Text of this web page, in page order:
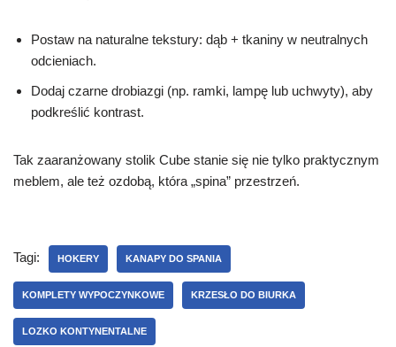
Postaw na naturalne tekstury: dąb + tkaniny w neutralnych
odcieniach.
Dodaj czarne drobiazgi (np. ramki, lampę lub uchwyty), aby
podkreślić kontrast.
Tak zaaranżowany stolik Cube stanie się nie tylko praktycznym
meblem, ale też ozdobą, która „spina” przestrzeń.
Tagi: HOKERY KANAPY DO SPANIA
KOMPLETY WYPOCZYNKOWE KRZESŁO DO BIURKA
LOZKO KONTYNENTALNE